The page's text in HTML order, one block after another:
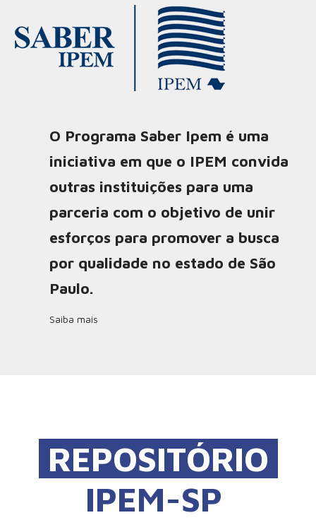
O Programa Saber Ipem é uma
iniciativa em que o IPEM convida
outras instituições para uma
parceria com o objetivo de unir
esforços para promover a busca
por qualidade no estado de São
Paulo.
Saiba mais
REPOSITÓRIO
IPEM-SP